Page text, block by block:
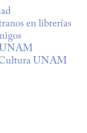
en librerías
UNAM